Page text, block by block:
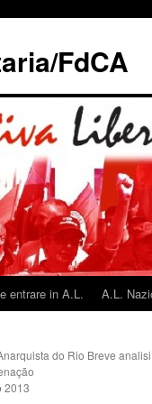
FdCA
entrare in A.L. A.L.
do Rio
2013
Breve